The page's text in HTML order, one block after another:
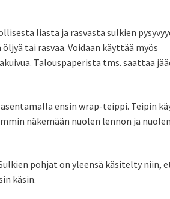
liasta ja rasvasta sulkien
tai rasvaa. Voidaan käyttää myös
Talouspaperista tms. saattaa
ensin wrap-teippi. Teipin
näkemään nuolen lennon ja
pohjat on yleensä käsitelty niin,
käsin.